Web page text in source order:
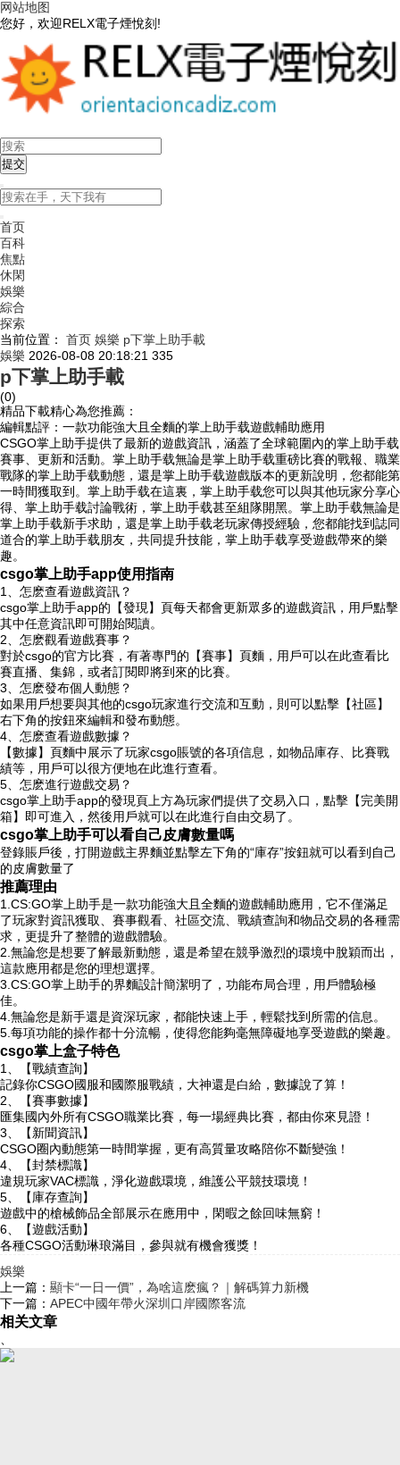
网站地图
您好，欢迎RELX電子煙悅刻!
首页
百科
焦點
休閑
娛樂
綜合
探索
当前位置：
首页 娛樂 p下掌上助手載
娛樂 2026-08-08 20:18:21 335
p下掌上助手載
(0)
精品下載精心為您推薦：
編輯點評：一款功能強大且全麵的掌上助手载遊戲輔助應用
CSGO掌上助手提供了最新的遊戲資訊，涵蓋了全球範圍內的掌上助手载
賽事、更新和活動。掌上助手载無論是掌上助手载重磅比賽的戰報、職業
戰隊的掌上助手载動態，還是掌上助手载遊戲版本的更新說明，您都能第
一時間獲取到。掌上助手载在這裏，掌上助手载您可以與其他玩家分享心
得、掌上助手载討論戰術，掌上助手载甚至組隊開黑。掌上助手载無論是
掌上助手载新手求助，還是掌上助手载老玩家傳授經驗，您都能找到誌同
道合的掌上助手载朋友，共同提升技能，掌上助手载享受遊戲帶來的樂
趣。
csgo掌上助手app使用指南
1、怎麽查看遊戲資訊？
csgo掌上助手app的【發現】頁每天都會更新眾多的遊戲資訊，用戶點擊
其中任意資訊即可開始閱讀。
2、怎麽觀看遊戲賽事？
對於csgo的官方比賽，有著專門的【賽事】頁麵，用戶可以在此查看比
賽直播、集錦，或者訂閱即將到來的比賽。
3、怎麽發布個人動態？
如果用戶想要與其他的csgo玩家進行交流和互動，則可以點擊【社區】
右下角的按鈕來編輯和發布動態。
4、怎麽查看遊戲數據？
【數據】頁麵中展示了玩家csgo賬號的各項信息，如物品庫存、比賽戰
績等，用戶可以很方便地在此進行查看。
5、怎麽進行遊戲交易？
csgo掌上助手app的發現頁上方為玩家們提供了交易入口，點擊【完美開
箱】即可進入，然後用戶就可以在此進行自由交易了。
csgo掌上助手可以看自己皮膚數量嗎
登錄賬戶後，打開遊戲主界麵並點擊左下角的“庫存”按鈕就可以看到自己
的皮膚數量了
推薦理由
1.CS:GO掌上助手是一款功能強大且全麵的遊戲輔助應用，它不僅滿足
了玩家對資訊獲取、賽事觀看、社區交流、戰績查詢和物品交易的各種需
求，更提升了整體的遊戲體驗。
2.無論您是想要了解最新動態，還是希望在競爭激烈的環境中脫穎而出，
這款應用都是您的理想選擇。
3.CS:GO掌上助手的界麵設計簡潔明了，功能布局合理，用戶體驗極
佳。
4.無論您是新手還是資深玩家，都能快速上手，輕鬆找到所需的信息。
5.每項功能的操作都十分流暢，使得您能夠毫無障礙地享受遊戲的樂趣。
csgo掌上盒子特色
1、【戰績查詢】
記錄你CSGO國服和國際服戰績，大神還是白給，數據說了算！
2、【賽事數據】
匯集國內外所有CSGO職業比賽，每一場經典比賽，都由你來見證！
3、【新聞資訊】
CSGO圈內動態第一時間掌握，更有高質量攻略陪你不斷變強！
4、【封禁標識】
違規玩家VAC標識，淨化遊戲環境，維護公平競技環境！
5、【庫存查詢】
遊戲中的槍械飾品全部展示在應用中，閑暇之餘回味無窮！
6、【遊戲活動】
各種CSGO活動琳琅滿目，參與就有機會獲獎！
娛樂
上一篇： 顯卡“一日一價”，為啥這麽瘋？｜解碼算力新機
下一篇： APEC中國年帶火深圳口岸國際客流
相关文章
、